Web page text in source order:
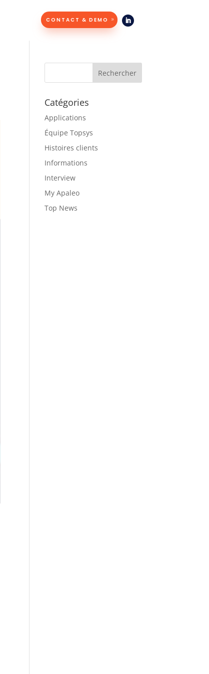
CONTACT & DEMO
Catégories
Applications
Équipe Topsys
Histoires clients
Informations
Interview
My Apaleo
Top News